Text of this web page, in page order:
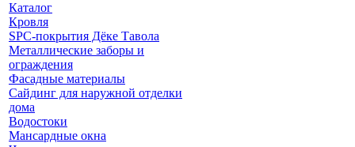
Каталог
Кровля
SPC-покрытия Дёке Тавола
Металлические заборы и
ограждения
Фасадные материалы
Сайдинг для наружной отделки
дома
Водостоки
Мансардные окна